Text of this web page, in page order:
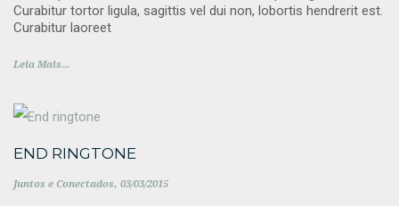
Curabitur tortor ligula, sagittis vel dui non, lobortis hendrerit est.
Curabitur laoreet
Leia Mais...
END RINGTONE
Juntos e Conectados 03/03/2015